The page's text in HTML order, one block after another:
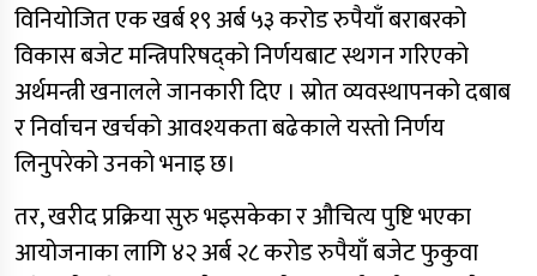
विनियोजित एक खर्ब १९ अर्ब ५३ करोड रुपैयाँ बराबरको
विकास बजेट मन्त्रिपरिषद्को निर्णयबाट स्थगन गरिएको
अर्थमन्त्री खनालले जानकारी दिए । स्रोत व्यवस्थापनको दबाब
र निर्वाचन खर्चको आवश्यकता बढेकाले यस्तो निर्णय
लिनुपरेको उनको भनाइ छ।
तर, खरीद प्रक्रिया सुरु भइसकेका र औचित्य पुष्टि भएका
आयोजनाका लागि ४२ अर्ब २८ करोड रुपैयाँ बजेट फुकुवा